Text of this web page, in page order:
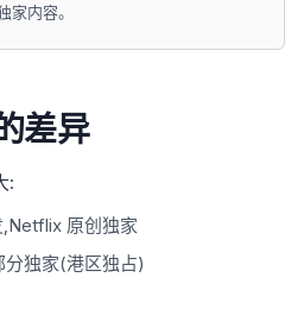
家内容。
差异
:
原创独家
独家(港区独占)